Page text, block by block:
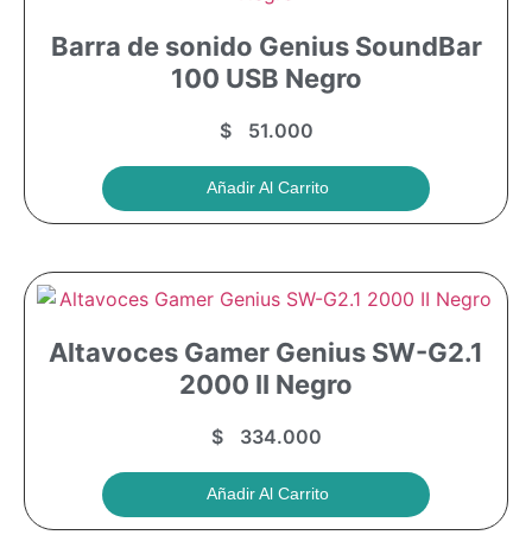
Barra de sonido Genius SoundBar
100 USB Negro
$51.000
Añadir Al Carrito
Altavoces Gamer Genius SW-G2.1
2000 II Negro
$334.000
Añadir Al Carrito